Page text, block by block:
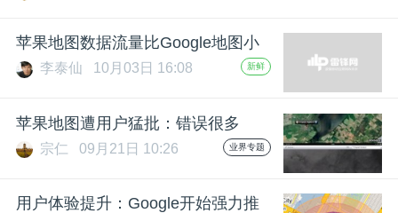
苹果地图数据流量比Google地图小
李泰仙 10月03日 16:08 新鲜
苹果地图遭用户猛批：错误很多
宗仁 09月21日 10:26 业界专题
用户体验提升：Google开始强力推